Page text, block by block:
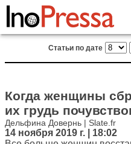
Статьи по дате
Когда женщины
их грудь
Дельфина Довернь | Slate.fr
14 ноября 2019 г. | 18:02